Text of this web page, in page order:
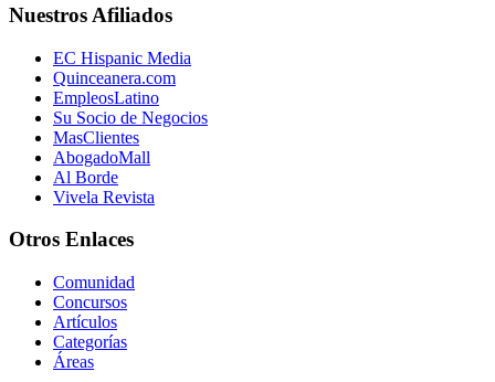
Nuestros Afiliados
EC Hispanic Media
Quinceanera.com
EmpleosLatino
Su Socio de Negocios
MasClientes
AbogadoMall
Al Borde
Vivela Revista
Otros Enlaces
Comunidad
Concursos
Artículos
Categorías
Áreas